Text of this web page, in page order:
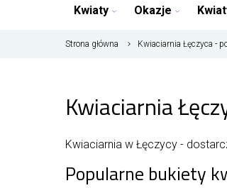
Kwiaty Okazje
Strona główna Kwiaciarnia Łęczyca -
Kwiaciarnia
Kwiaciarnia w Łęczycy -
Popularne bukiety